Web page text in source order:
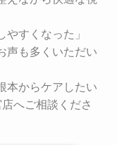
やすくなった」
声も多くいただい
本からケアしたい
へご相談くださ